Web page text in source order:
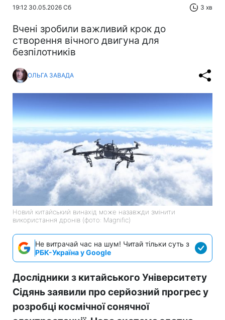
19:12 30.05.2026 Сб 3 хв
Вчені зробили важливий крок до
створення вічного двигуна для
безпілотників
ОЛЬГА ЗАВАДА
Новий китайський винахід може назавжди змінити
використання дронів (фото: Magnific)
Не витрачай час на шум! Читай тільки суть з
РБК-Україна у Google
Дослідники з китайського Університету
Сідянь заявили про серйозний прогрес у
розробці космічної сонячної